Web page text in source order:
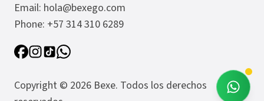
Email: hola@bexego.com
Phone: +57 314 310 6289
Copyright © 2026 Bexe. Todos los derechos